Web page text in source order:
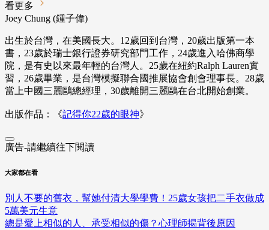
看更多
Joey Chung (鍾子偉)
出生於台灣，在美國長大。12歲回到台灣，20歲出版第一本
書，23歲於瑞士銀行證券研究部門工作，24歲進入哈佛商學
院，是有史以來最年輕的台灣人。25歲在紐約Ralph Lauren實
習，26歲畢業，是台灣模擬聯合國推展協會創會理事長。28歲
當上中國三麗鷗總經理，30歲離開三麗鷗在台北開始創業。
出版作品：《記得你22歲的眼神》
廣告-請繼續往下閱讀
大家都在看
別人不要的舊衣，幫她付清大學學費！25歲女孩把二手衣做成
5萬美元生意
總是愛上相似的人、承受相似的傷？心理師揭背後原因